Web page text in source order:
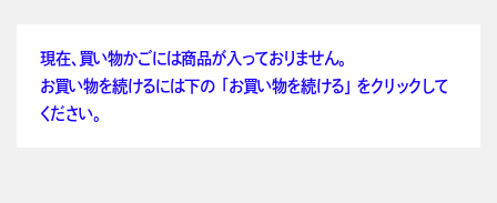
現在、買い物かごには商品が入っておりません。
お買い物を続けるには下の 「お買い物を続ける」 をクリックして
ください。